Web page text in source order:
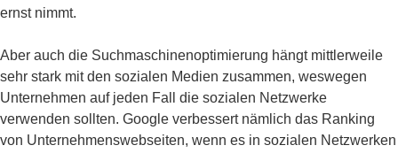
ernst nimmt.
Aber auch die Suchmaschinenoptimierung hängt mittlerweile
sehr stark mit den sozialen Medien zusammen, weswegen
Unternehmen auf jeden Fall die sozialen Netzwerke
verwenden sollten. Google verbessert nämlich das Ranking
von Unternehmenswebseiten, wenn es in sozialen Netzwerken